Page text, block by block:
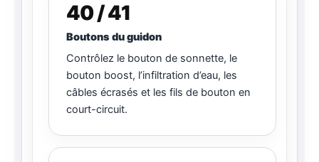
40 / 41
Boutons du guidon
Contrôlez le bouton de sonnette, le
bouton boost, l’infiltration d’eau, les
câbles écrasés et les fils de bouton en
court-circuit.